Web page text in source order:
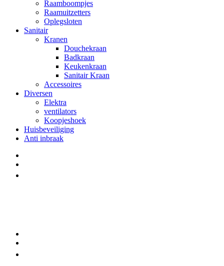
Raamboompjes
Raamuitzetters
Oplegsloten
Sanitair
Kranen
Douchekraan
Badkraan
Keukenkraan
Sanitair Kraan
Accessoires
Diversen
Elektra
ventilators
Koopjeshoek
Huisbeveiliging
Anti inbraak